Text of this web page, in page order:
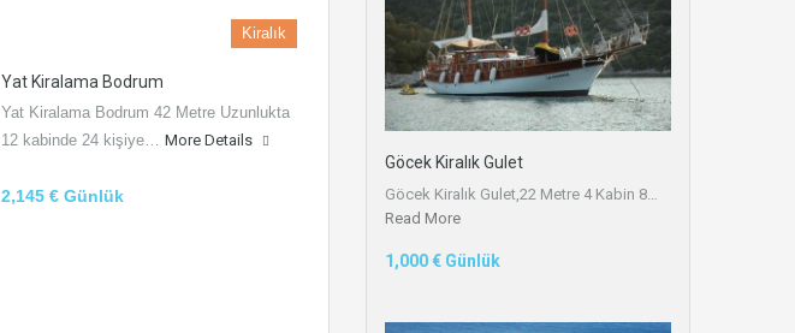
Kiralık
Yat Kiralama Bodrum
Yat Kiralama Bodrum 42 Metre Uzunlukta
12 kabinde 24 kişiye… More Details
2,145 € Günlük
Göcek Kiralık Gulet
Göcek Kiralık Gulet,22 Metre 4 Kabin 8…
Read More
1,000 € Günlük